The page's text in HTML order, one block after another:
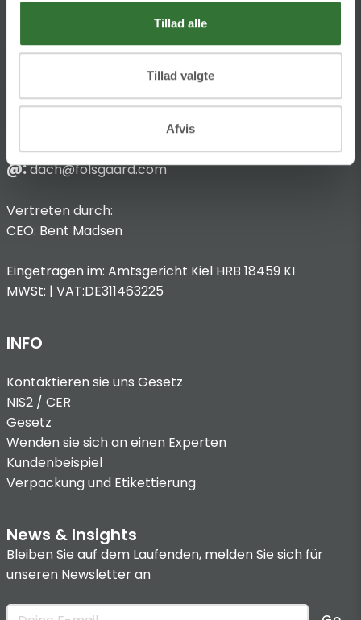
Tillad alle
Tillad valgte
Afvis
Hans Folsgaard GmbH
53773 Hennef
@:dach@folsgaard.com
Vertreten durch:
CEO: Bent Madsen
Eingetragen im: Amtsgericht Kiel HRB 18459 KI
MWSt: | VAT:DE311463225
INFO
Kontaktieren sie uns Gesetz
NIS2 / CER
Gesetz
Wenden sie sich an einen Experten
Kundenbeispiel
Verpackung und Etikettierung
News & Insights
Bleiben Sie auf dem Laufenden, melden Sie sich für
unseren Newsletter an